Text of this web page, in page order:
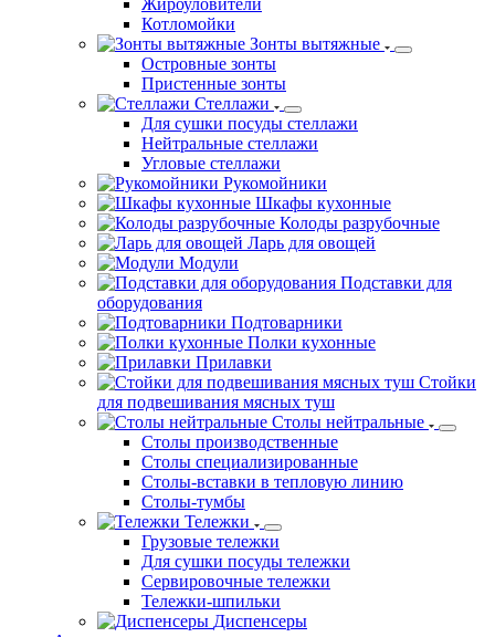
Котломойки
Зонты вытяжные
Островные зонты
Пристенные зонты
Стеллажи
Для сушки посуды стеллажи
Нейтральные стеллажи
Угловые стеллажи
Рукомойники
Шкафы кухонные
Колоды разрубочные
Ларь для овощей
Модули
Подставки для
оборудования
Подтоварники
Полки кухонные
Прилавки
Стойки
для подвешивания мясных туш
Столы нейтральные
Столы производственные
Столы специализированные
Столы-вставки в тепловую линию
Столы-тумбы
Тележки
Грузовые тележки
Для сушки посуды тележки
Сервировочные тележки
Тележки-шпильки
Диспенсеры